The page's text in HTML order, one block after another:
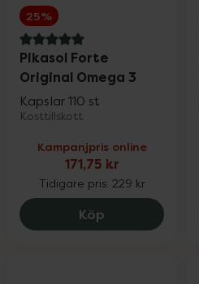
25%
5 av 5 i omdöme
Pikasol Forte
Original Omega 3
Kapslar 110 st
Kosttillskott
Kampanjpris online
171,75 kr
Tidigare pris: 229 kr
Köp Pikasol Forte